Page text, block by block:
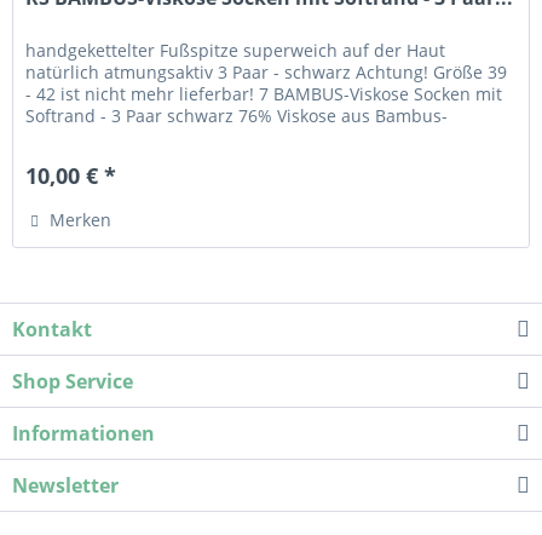
handgekettelter Fußspitze superweich auf der Haut
natürlich atmungsaktiv 3 Paar - schwarz Achtung! Größe 39
- 42 ist nicht mehr lieferbar! 7 BAMBUS-Viskose Socken mit
Softrand - 3 Paar schwarz 76% Viskose aus Bambus-
nimmt Feuchtigkeit gut auf und ist dadurch...
10,00 € *
Merken
Kontakt
Shop Service
Informationen
Newsletter